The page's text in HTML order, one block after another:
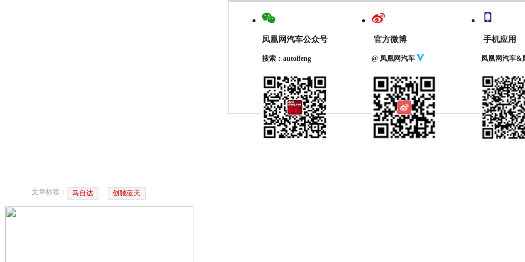
凤凰网汽车公众号
搜索：autoifeng
官方微博
@ 凤凰网汽车
手机应用
凤凰网汽车&
文章标签： 马自达 创驰蓝天